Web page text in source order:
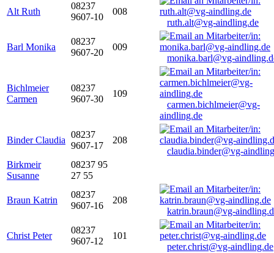
Alt Ruth
08237
9607-10
008
ruth.alt@vg-aindling.de
Barl Monika
08237
9607-20
009
monika.barl@vg-
Bichlmeier
Carmen
08237
9607-30
109
carmen.bichlmeier@vg-
aindling.de
Binder Claudia
08237
9607-17
208
claudia.binder@vg-
Birkmeir
Susanne
08237 95
27 55
Braun Katrin
08237
9607-16
208
katrin.braun@vg-
Christ Peter
08237
9607-12
101
peter.christ@vg-aindling.de